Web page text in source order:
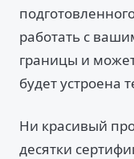
работать с
границы и
будет устроена
Ни красивый
десятки